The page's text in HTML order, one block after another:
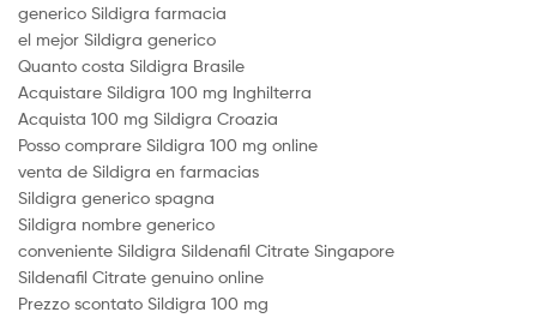
generico Sildigra farmacia
el mejor Sildigra generico
Quanto costa Sildigra Brasile
Acquistare Sildigra 100 mg Inghilterra
Acquista 100 mg Sildigra Croazia
Posso comprare Sildigra 100 mg online
venta de Sildigra en farmacias
Sildigra generico spagna
Sildigra nombre generico
conveniente Sildigra Sildenafil Citrate Singapore
Sildenafil Citrate genuino online
Prezzo scontato Sildigra 100 mg